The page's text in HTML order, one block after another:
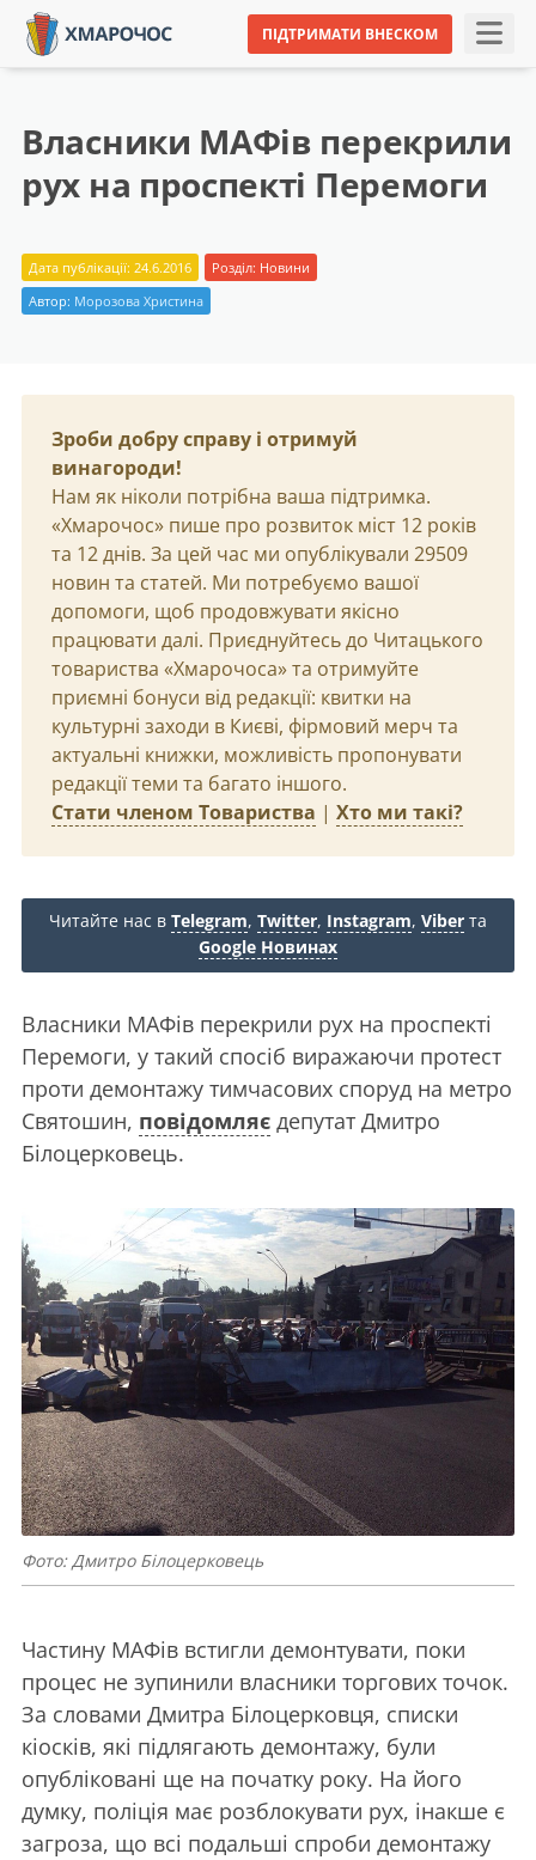
ПІДТРИМАТИ ВНЕСКОМ
Власники МАФів перекрили
рух на проспекті Перемоги
Дата публікації: 24.6.2016 Розділ: Новини
Автор: Морозова Христина
Зроби добру справу і отримуй
винагороди!
Нам як ніколи потрібна ваша підтримка.
«Хмарочос» пише про розвиток міст 12 років
та 12 днів. За цей час ми опублікували 29509
новин та статей. Ми потребуємо вашої
допомоги, щоб продовжувати якісно
працювати далі. Приєднуйтесь до Читацького
товариства «Хмарочоса» та отримуйте
приємні бонуси від редакції: квитки на
культурні заходи в Києві, фірмовий мерч та
актуальні книжки, можливість пропонувати
редакції теми та багато іншого.
Стати членом Товариства | Хто ми такі?
Читайте нас в Telegram, Twitter, Instagram, Viber та
Google Новинах
Власники МАФів перекрили рух на проспекті
Перемоги, у такий спосіб виражаючи протест
проти демонтажу тимчасових споруд на метро
Святошин, повідомляє депутат Дмитро
Білоцерковець.
Фото: Дмитро Білоцерковець
Частину МАФів встигли демонтувати, поки
процес не зупинили власники торгових точок.
За словами Дмитра Білоцерковця, списки
кіосків, які підлягають демонтажу, були
опубліковані ще на початку року. На його
думку, поліція має розблокувати рух, інакше є
загроза, що всі подальші спроби демонтажу